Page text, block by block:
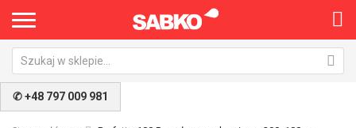
✆ +48 797 009 981